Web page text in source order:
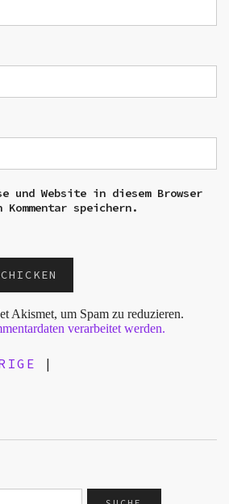
und Website in diesem Browser
speichern.
Akismet, um Spam zu reduzieren.
verarbeitet werden.
|